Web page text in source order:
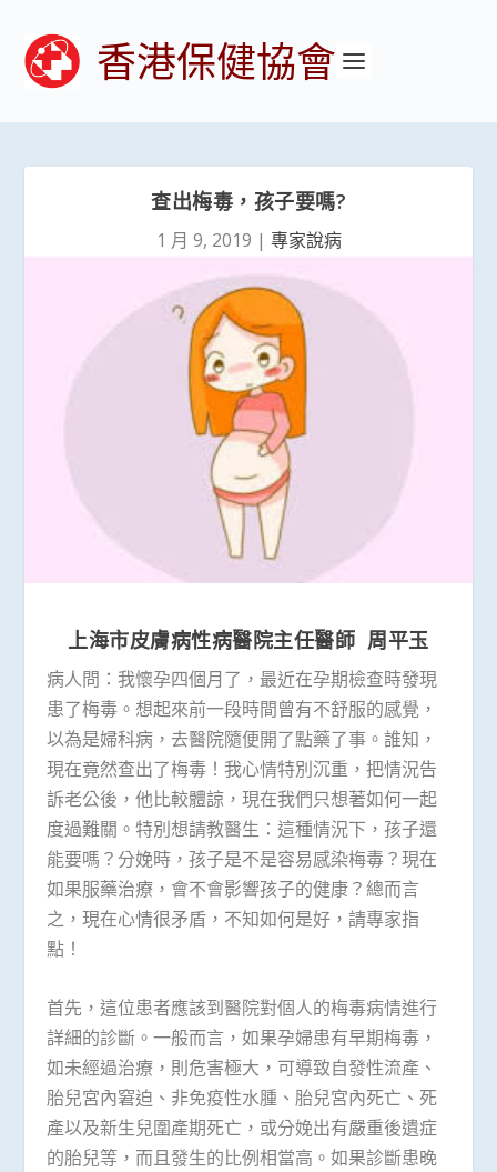
香港保健協會
查出梅毒，孩子要嗎?
1 月 9, 2019 | 專家說病
上海市皮膚病性病醫院主任醫師 周平玉
病人問：我懷孕四個月了，最近在孕期檢查時發現
患了梅毒。想起來前一段時間曾有不舒服的感覺，
以為是婦科病，去醫院隨便開了點藥了事。誰知，
現在竟然查出了梅毒！我心情特別沉重，把情況告
訴老公後，他比較體諒，現在我們只想著如何一起
度過難關。特別想請教醫生：這種情況下，孩子還
能要嗎？分娩時，孩子是不是容易感染梅毒？現在
如果服藥治療，會不會影響孩子的健康？總而言
之，現在心情很矛盾，不知如何是好，請專家指
點！
首先，這位患者應該到醫院對個人的梅毒病情進行
詳細的診斷。一般而言，如果孕婦患有早期梅毒，
如未經過治療，則危害極大，可導致自發性流產、
胎兒宮內窘迫、非免疫性水腫、胎兒宮內死亡、死
產以及新生兒圍產期死亡，或分娩出有嚴重後遺症
的胎兒等，而且發生的比例相當高。如果診斷患晚